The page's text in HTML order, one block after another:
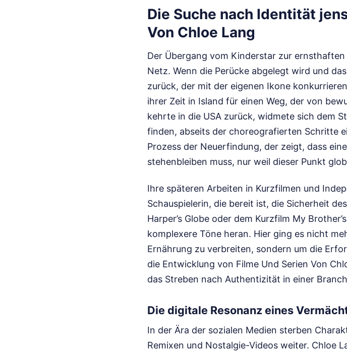
Die Suche nach Identität
Von Chloe Lang
Der Übergang vom Kinderstar zur
Netz. Wenn die Perücke abgelegt wird und
zurück, der mit der eigenen Ikone
ihrer Zeit in Island für einen Weg, der von
kehrte in die USA zurück, widmete sich dem
finden, abseits der choreografierten Schritte
Prozess der Neuerfindung, der zeigt, dass
stehenbleiben muss, nur weil dieser Punkt
Ihre späteren Arbeiten in Kurzfilmen und
Schauspielerin, die bereit ist, die Sicherheit
Harper’s Globe oder dem Kurzfilm My
komplexere Töne heran. Hier ging es nicht
Ernährung zu verbreiten, sondern um die
die Entwicklung von Filme Und Serien Von
das Streben nach Authentizität in einer
Die digitale Resonanz eines
In der Ära der sozialen Medien sterben
Remixen und Nostalgie-Videos weiter. Chloe